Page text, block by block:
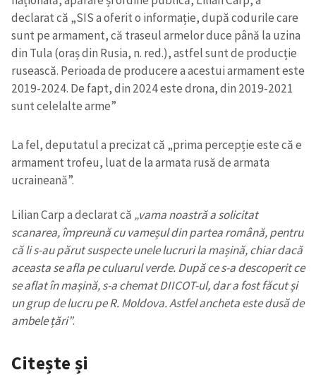
Trimite o informație
Despre ZdG
in English
на русском
declarat că „SIS a oferit o informație, după codurile care
sunt pe armament, că traseul armelor duce până la uzina
din Tula (oraș din Rusia, n. red.), astfel sunt de producție
rusească. Perioada de producere a acestui armament este
2019-2024. De fapt, din 2024 este drona, din 2019-2021
sunt celelalte arme”
La fel, deputatul a precizat că „prima percepție este că e
armament trofeu, luat de la armata rusă de armata
ucraineană”.
Lilian Carp a declarat că „vama noastră a solicitat
scanarea, împreună cu vameșul din partea română, pentru
că li s-au părut suspecte unele lucruri la mașină, chiar dacă
aceasta se afla pe culuarul verde. După ce s-a descoperit ce
se aflat în mașină, s-a chemat DIICOT-ul, dar a fost făcut și
un grup de lucru pe R. Moldova. Astfel ancheta este dusă de
ambele țări”.
Citește și